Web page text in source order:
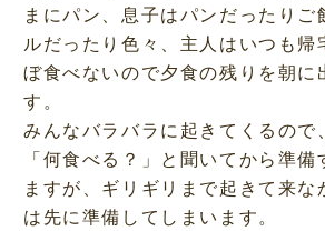
まにパン、息子はパンだったりご
ルだったり色々、主人はいつも帰
ぼ食べないので夕食の残りを朝に
す。
みんなバラバラに起きてくるので
「何食べる？」と聞いてから準
ますが、ギリギリまで起きて来な
は先に準備してしまいます。